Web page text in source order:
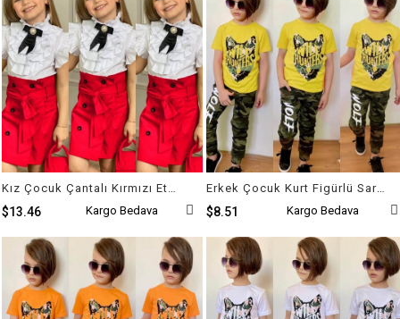
Kız Çocuk Çantalı Kırmızı Etekli Takım
$13.46 Kargo Bedava
Erkek Çocuk Kurt Figürlü Sarı Kombin
$8.51 Kargo Bedava